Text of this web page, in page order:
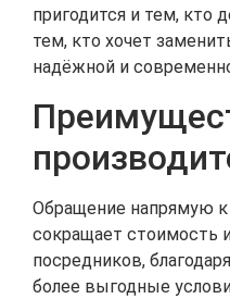
пригодится и тем, кто
тем, кто хочет
надёжной и
Обращение напрямую
сокращает стоимость
посредников,
более выгодные